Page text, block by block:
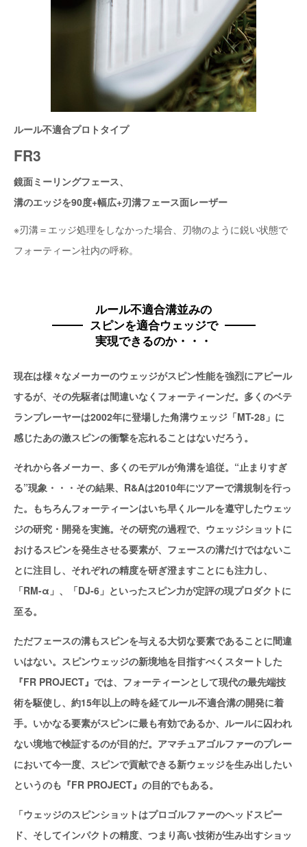
ルール不適合プロトタイプ
FR3
鏡面ミーリングフェース、
溝のエッジを90度+幅広+刃溝フェース面レーザー
※刃溝＝エッジ処理をしなかった場合、刃物のように鋭い状態で
フォーティーン社内の呼称。
ルール不適合溝並みの
スピンを適合ウェッジで
実現できるのか・・・
現在は様々なメーカーのウェッジがスピン性能を強烈にアピール
するが、その先駆者は間違いなくフォーティーンだ。多くのベテ
ランプレーヤーは2002年に登場した角溝ウェッジ「MT-28」に
感じたあの激スピンの衝撃を忘れることはないだろう。
それから各メーカー、多くのモデルが角溝を追従。“止まりすぎ
る”現象・・・その結果、R&Aは2010年にツアーで溝規制を行っ
た。もちろんフォーティーンはいち早くルールを遵守したウェッ
ジの研究・開発を実施。その研究の過程で、ウェッジショットに
おけるスピンを発生させる要素が、フェースの溝だけではないこ
とに注目し、それぞれの精度を研ぎ澄ますことにも注力し、
「RM-α」、「DJ-6」といったスピン力が定評の現プロダクトに
至る。
ただフェースの溝もスピンを与える大切な要素であることに間違
いはない。スピンウェッジの新境地を目指すべくスタートした
『FR PROJECT』では、フォーティーンとして現代の最先端技
術を駆使し、約15年以上の時を経てルール不適合溝の開発に着
手。いかなる要素がスピンに最も有効であるか、ルールに囚われ
ない境地で検証するのが目的だ。アマチュアゴルファーのプレー
において今一度、スピンで貢献できる新ウェッジを生み出したい
というのも『FR PROJECT』の目的でもある。
「ウェッジのスピンショットはプロゴルファーのヘッドスピー
ド、そしてインパクトの精度、つまり高い技術が生み出すショッ